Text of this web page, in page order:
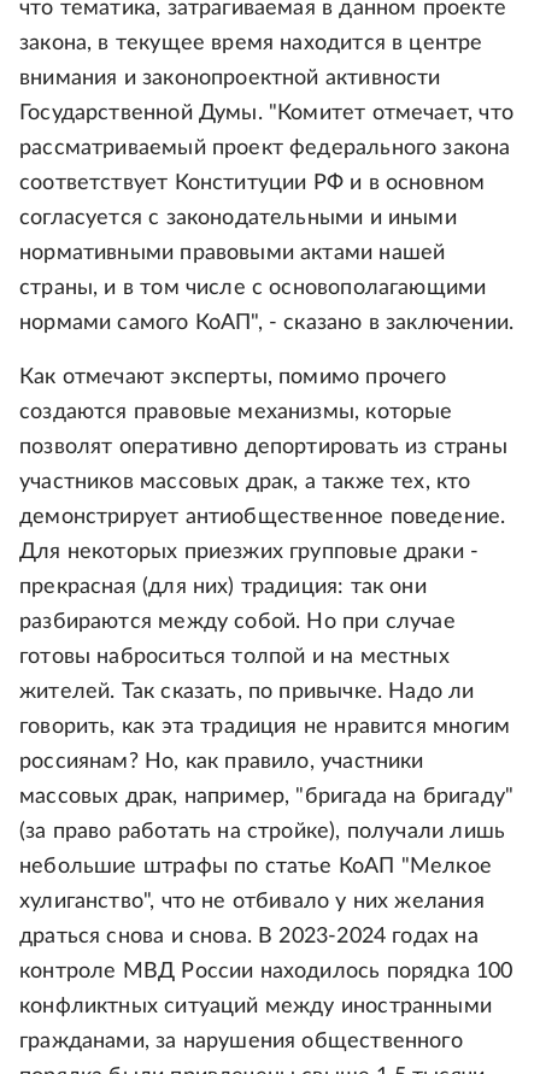
что тематика, затрагиваемая в данном проекте
закона, в текущее время находится в центре
внимания и законопроектной активности
Государственной Думы. "Комитет отмечает, что
рассматриваемый проект федерального закона
соответствует Конституции РФ и в основном
согласуется с законодательными и иными
нормативными правовыми актами нашей
страны, и в том числе с основополагающими
нормами самого КоАП", - сказано в заключении.
Как отмечают эксперты, помимо прочего
создаются правовые механизмы, которые
позволят оперативно депортировать из страны
участников массовых драк, а также тех, кто
демонстрирует антиобщественное поведение.
Для некоторых приезжих групповые драки -
прекрасная (для них) традиция: так они
разбираются между собой. Но при случае
готовы наброситься толпой и на местных
жителей. Так сказать, по привычке. Надо ли
говорить, как эта традиция не нравится многим
россиянам? Но, как правило, участники
массовых драк, например, "бригада на бригаду"
(за право работать на стройке), получали лишь
небольшие штрафы по статье КоАП "Мелкое
хулиганство", что не отбивало у них желания
драться снова и снова. В 2023-2024 годах на
контроле МВД России находилось порядка 100
конфликтных ситуаций между иностранными
гражданами, за нарушения общественного